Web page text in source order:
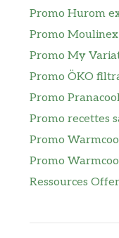
Promo Hurom
Promo
Promo My
Promo ÖKO
Promo
Promo recettes
Promo
Promo
Ressources